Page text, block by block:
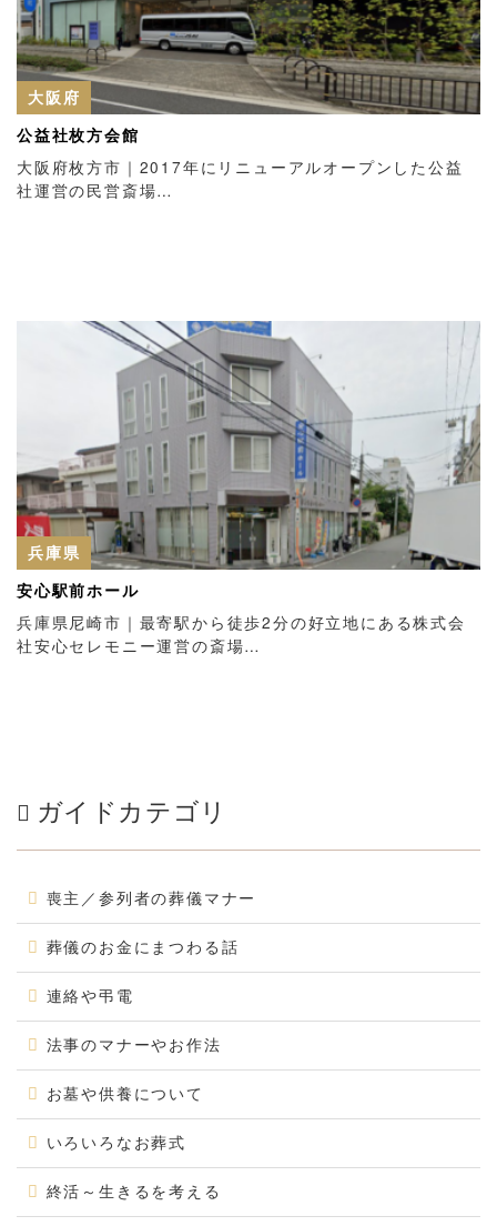
大阪府
公益社枚方会館
大阪府枚方市｜2017年にリニューアルオープンした公益
社運営の民営斎場…
兵庫県
安心駅前ホール
兵庫県尼崎市｜最寄駅から徒歩2分の好立地にある株式会
社安心セレモニー運営の斎場…
ガイドカテゴリ
喪主／参列者の葬儀マナー
葬儀のお金にまつわる話
連絡や弔電
法事のマナーやお作法
お墓や供養について
いろいろなお葬式
終活～生きるを考える